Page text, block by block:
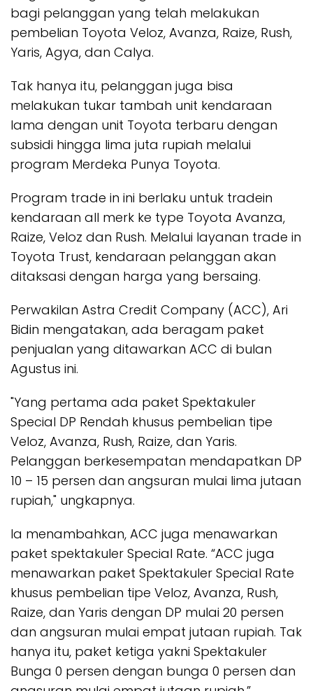
bagi pelanggan yang telah melakukan
pembelian Toyota Veloz, Avanza, Raize, Rush,
Yaris, Agya, dan Calya.
Tak hanya itu, pelanggan juga bisa
melakukan tukar tambah unit kendaraan
lama dengan unit Toyota terbaru dengan
subsidi hingga lima juta rupiah melalui
program Merdeka Punya Toyota.
Program trade in ini berlaku untuk tradein
kendaraan all merk ke type Toyota Avanza,
Raize, Veloz dan Rush. Melalui layanan trade in
Toyota Trust, kendaraan pelanggan akan
ditaksasi dengan harga yang bersaing.
Perwakilan Astra Credit Company (ACC), Ari
Bidin mengatakan, ada beragam paket
penjualan yang ditawarkan ACC di bulan
Agustus ini.
"Yang pertama ada paket Spektakuler
Special DP Rendah khusus pembelian tipe
Veloz, Avanza, Rush, Raize, dan Yaris.
Pelanggan berkesempatan mendapatkan DP
10 – 15 persen dan angsuran mulai lima jutaan
rupiah," ungkapnya.
Ia menambahkan, ACC juga menawarkan
paket spektakuler Special Rate. “ACC juga
menawarkan paket Spektakuler Special Rate
khusus pembelian tipe Veloz, Avanza, Rush,
Raize, dan Yaris dengan DP mulai 20 persen
dan angsuran mulai empat jutaan rupiah. Tak
hanya itu, paket ketiga yakni Spektakuler
Bunga 0 persen dengan bunga 0 persen dan